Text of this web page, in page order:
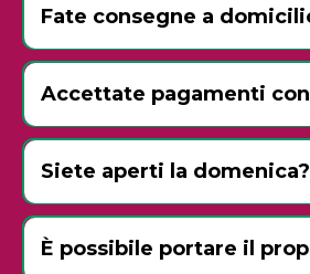
Fate consegne a
Accettate pagamenti
Siete aperti la domenica?
tutte le
Pasqua 15 agosto
dicembre
È possibile portare il